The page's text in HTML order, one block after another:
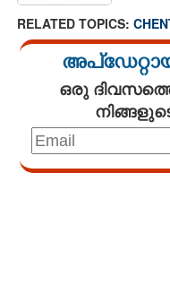
CONTACT US
RELATED TOPICS:
ഒരു